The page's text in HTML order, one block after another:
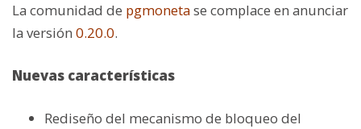
La comunidad de pgmonetase complace en anunciar
la versión 0.20.0.
Nuevas características
Rediseño del mecanismo de bloqueo del